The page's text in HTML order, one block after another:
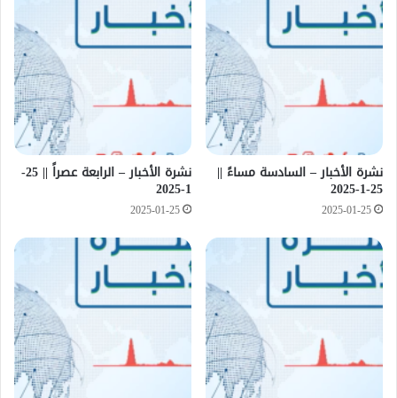
نشرة الأخبار – السادسة مساءً ||
25-1-2025
2025-01-25
نشرة الأخبار – الرابعة عصراً || 25-
1-2025
2025-01-25